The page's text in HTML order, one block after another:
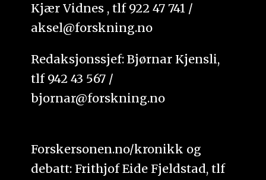
Kjær Vidnes , tlf 922 47 741 /
aksel@forskning.no
Redaksjonssjef: Bjørnar Kjensli,
tlf 942 43 567 /
bjornar@forskning.no
Forskersonen.no/kronikk og
debatt: Frithjof Eide Fjeldstad, tlf